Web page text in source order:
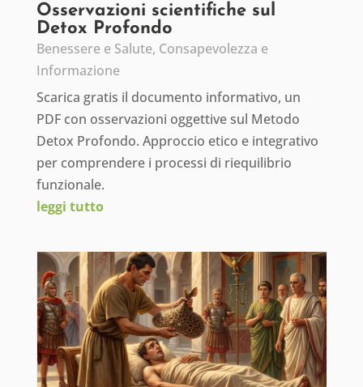
Osservazioni scientifiche sul
Detox Profondo
Benessere e Salute, Consapevolezza e
Informazione
Scarica gratis il documento informativo, un
PDF con osservazioni oggettive sul Metodo
Detox Profondo. Approccio etico e integrativo
per comprendere i processi di riequilibrio
funzionale.
leggi tutto